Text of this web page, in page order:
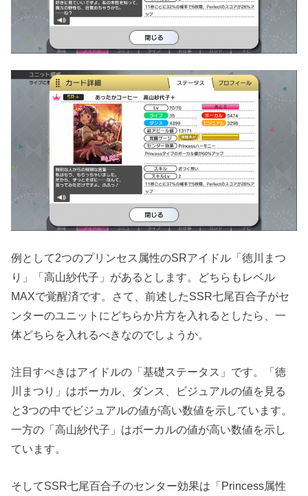
例として2つのプリンセス属性のSRアイドル「徳川まつ
り」「高山紗代子」があるとします。どちらもレベル
MAXで覚醒済です。さて、前述したSSR七尾百合子がセ
ンターのユニットにどちらか片方を入れるとしたら、一
体どちらを入れるべきなのでしょうか。
注目すべきはアイドルの「基礎ステータス」です。「徳
川まつり」はボーカル、ダンス、ビジュアルの値を見る
と3つの中でビジュアルの値が高い数値を示しています。
一方の「高山紗代子」はボーカルの値が高い数値を示し
ています。
そしてSSR七尾百合子のセンター効果は「Princess属性